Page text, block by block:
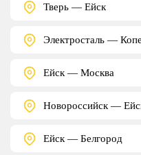
Тверь — Ейск
Электросталь —
Ейск — Москва
Новороссийск —
Ейск — Белгород